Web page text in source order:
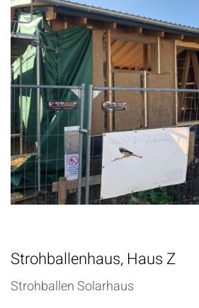
Strohballenhaus, Haus Z
Strohballen Solarhaus